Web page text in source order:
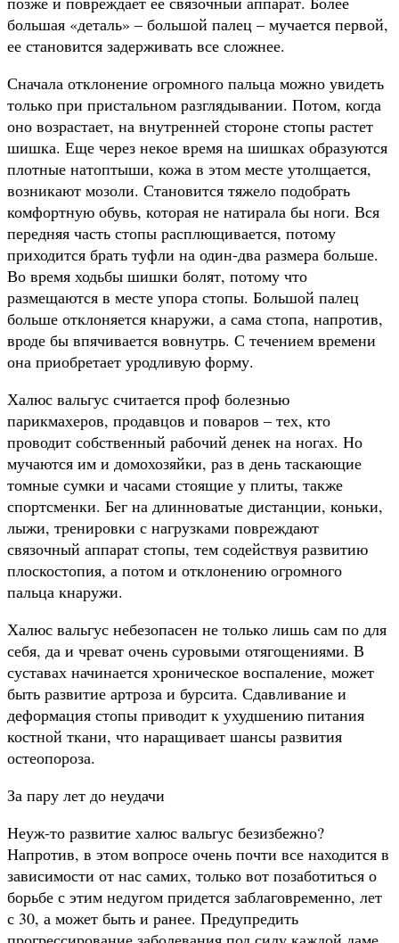
большая «деталь» – большой палец – мучается первой,
ее становится задерживать все сложнее.
Сначала отклонение огромного пальца можно увидеть
только при пристальном разглядывании. Потом, когда
оно возрастает, на внутренней стороне стопы растет
шишка. Еще через некое время на шишках образуются
плотные натоптыши, кожа в этом месте утолщается,
возникают мозоли. Становится тяжело подобрать
комфортную обувь, которая не натирала бы ноги. Вся
передняя часть стопы расплющивается, потому
приходится брать туфли на один-два размера больше.
Во время ходьбы шишки болят, потому что
размещаются в месте упора стопы. Большой палец
больше отклоняется кнаружи, а сама стопа, напротив,
вроде бы впячивается вовнутрь. С течением времени
она приобретает уродливую форму.
Халюс вальгус считается проф болезнью
парикмахеров, продавцов и поваров – тех, кто
проводит собственный рабочий денек на ногах. Но
мучаются им и домохозяйки, раз в день таскающие
томные сумки и часами стоящие у плиты, также
спортсменки. Бег на длинноватые дистанции, коньки,
лыжи, тренировки с нагрузками повреждают
связочный аппарат стопы, тем содействуя развитию
плоскостопия, а потом и отклонению огромного
пальца кнаружи.
Халюс вальгус небезопасен не только лишь сам по для
себя, да и чреват очень суровыми отягощениями. В
суставах начинается хроническое воспаление, может
быть развитие артроза и бурсита. Сдавливание и
деформация стопы приводит к ухудшению питания
костной ткани, что наращивает шансы развития
остеопороза.
За пару лет до неудачи
Неуж-то развитие халюс вальгус безизбежно?
Напротив, в этом вопросе очень почти все находится в
зависимости от нас самих, только вот позаботиться о
борьбе с этим недугом придется заблаговременно, лет
с 30, а может быть и ранее. Предупредить